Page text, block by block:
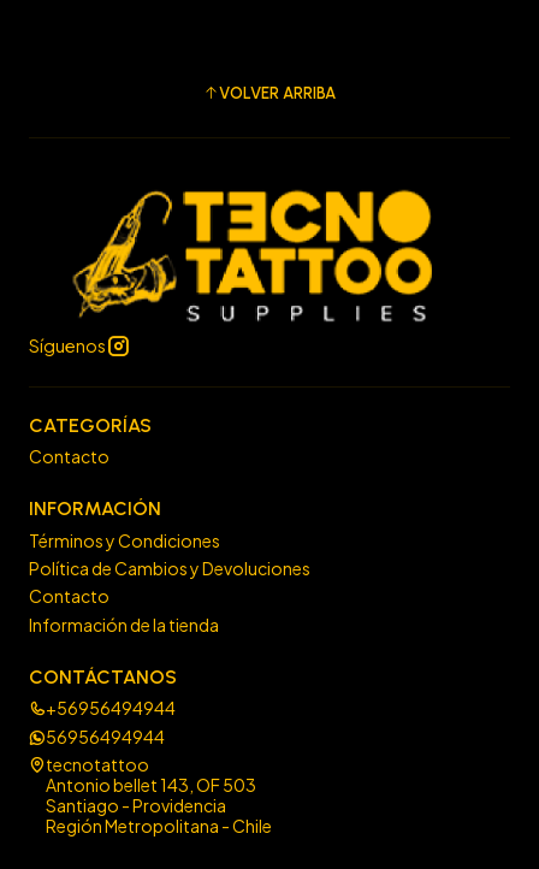
VOLVER ARRIBA
Síguenos
CATEGORÍAS
Contacto
INFORMACIÓN
Términos y Condiciones
Política de Cambios y Devoluciones
Contacto
Información de la tienda
CONTÁCTANOS
+56956494944
56956494944
tecnotattoo
Antonio bellet 143, OF 503
Santiago - Providencia
Región Metropolitana - Chile